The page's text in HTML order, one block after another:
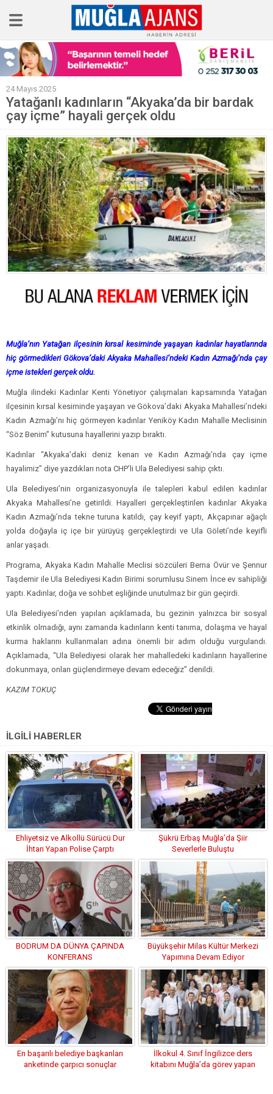
Ana Sayfa
Tüm Haberler
Köşe Yazıları
Sağlık
Magazin
Künye
24 Mayıs 2025
Yatağanlı kadınların “Akyaka’da bir bardak
çay içme” hayali gerçek oldu
Muğla’nın Yatağan ilçesinin kırsal kesiminde yaşayan kadınlar hayatlarında
hiç görmedikleri Gökova’daki Akyaka Mahallesi’ndeki Kadın Azmağı’nda çay
içme istekleri gerçek oldu.
Muğla ilindeki Kadınlar Kenti Yönetiyor çalışmaları kapsamında Yatağan
ilçesinin kırsal kesiminde yaşayan ve Gökova’daki Akyaka Mahallesi’ndeki
Kadın Azmağı’nı hiç görmeyen kadınlar Yeniköy Kadın Mahalle Meclisinin
“Söz Benim” kutusuna hayallerini yazıp bıraktı.
Kadınlar “Akyaka’daki deniz kenarı ve Kadın Azmağı’nda çay içme
hayalimiz” diye yazdıkları nota CHP’li Ula Belediyesi sahip çıktı.
Ula Belediyesi’nin organizasyonuyla ile talepleri kabul edilen kadınlar
Akyaka Mahallesi’ne getirildi. Hayalleri gerçekleştirilen kadınlar Akyaka
Kadın Azmağı’nda tekne turuna katıldı, çay keyif yaptı, Akçapınar ağaçlı
yolda doğayla iç içe bir yürüyüş gerçekleştirdi ve Ula Göleti’nde keyifli
anlar yaşadı.
Programa, Akyaka Kadın Mahalle Meclisi sözcüleri Berna Övür ve Şennur
Taşdemir ile Ula Belediyesi Kadın Birimi sorumlusu Sinem İnce ev sahipliği
yaptı. Kadınlar, doğa ve sohbet eşliğinde unutulmaz bir gün geçirdi.
Ula Belediyesi’nden yapılan açıklamada, bu gezinin yalnızca bir sosyal
etkinlik olmadığı, aynı zamanda kadınların kenti tanıma, dolaşma ve hayal
kurma haklarını kullanmaları adına önemli bir adım olduğu vurgulandı.
Açıklamada, “Ula Belediyesi olarak her mahalledeki kadınların hayallerine
dokunmaya, onları güçlendirmeye devam edeceğiz” denildi.
KAZIM TOKUÇ
İLGİLİ HABERLER
Ehliyetsiz ve Alkollü Sürücü Dur
İhtarı Yapan Polise Çarptı
Şükrü Erbaş Muğla’da Şiir
Severlerle Buluştu
BODRUM DA DÜNYA ÇAPINDA
KONFERANS
Büyükşehir Milas Kültür Merkezi
Yapımına Devam Ediyor
En başarılı belediye başkanları
anketinde çarpıcı sonuçlar
İlkokul 4. Sınıf İngilizce ders
kitabını Muğla’da görev yapan